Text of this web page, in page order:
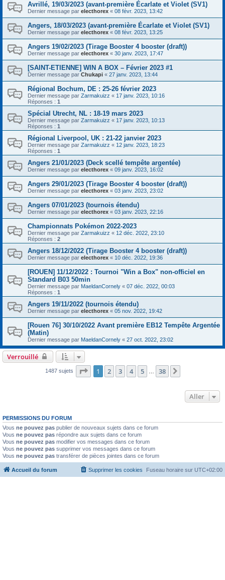
Avrillé, 19/03/2023 (avant-première Écarlate et Violet (SV1)
Dernier message par electhorex « 08 févr. 2023, 13:42
Angers, 18/03/2023 (avant-première Écarlate et Violet (SV1)
Dernier message par electhorex « 08 févr. 2023, 13:25
Angers 19/02/2023 (Tirage Booster 4 booster (draft))
Dernier message par electhorex « 30 janv. 2023, 17:47
[SAINT-ETIENNE] WIN A BOX – Février 2023 #1
Dernier message par Chukapi « 27 janv. 2023, 13:44
Régional Bochum, DE : 25-26 février 2023
Dernier message par Zarmakuizz « 17 janv. 2023, 10:16
Réponses : 1
Spécial Utrecht, NL : 18-19 mars 2023
Dernier message par Zarmakuizz « 17 janv. 2023, 10:13
Réponses : 1
Régional Liverpool, UK : 21-22 janvier 2023
Dernier message par Zarmakuizz « 12 janv. 2023, 18:23
Réponses : 1
Angers 21/01/2023 (Deck scellé tempête argentée)
Dernier message par electhorex « 09 janv. 2023, 16:02
Angers 29/01/2023 (Tirage Booster 4 booster (draft))
Dernier message par electhorex « 03 janv. 2023, 23:02
Angers 07/01/2023 (tournois étendu)
Dernier message par electhorex « 03 janv. 2023, 22:16
Championnats Pokémon 2022-2023
Dernier message par Zarmakuizz « 12 déc. 2022, 23:10
Réponses : 2
Angers 18/12/2022 (Tirage Booster 4 booster (draft))
Dernier message par electhorex « 10 déc. 2022, 19:36
[ROUEN] 11/12/2022 : Tournoi "Win a Box" non-officiel en
Standard B03 50min
Dernier message par MaeldanCornely « 07 déc. 2022, 00:03
Réponses : 1
Angers 19/11/2022 (tournois étendu)
Dernier message par electhorex « 05 nov. 2022, 19:42
[Rouen 76] 30/10/2022 Avant première EB12 Tempête Argentée
(Matin)
Dernier message par MaeldanCornely « 27 oct. 2022, 23:02
Verrouillé
1487 sujets Page 1sur38
1 2 3 4 5 38
Aller
PERMISSIONS DU FORUM
Vous ne pouvez pas publier de nouveaux sujets dans ce forum
Vous ne pouvez pas répondre aux sujets dans ce forum
Vous ne pouvez pas modifier vos messages dans ce forum
Vous ne pouvez pas supprimer vos messages dans ce forum
Vous ne pouvez pas transférer de pièces jointes dans ce forum
Accueil du forum Fuseau horaire sur UTC+02:00
Supprimer les cookies